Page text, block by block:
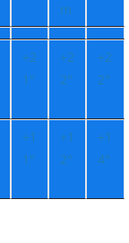
m
+2
1°
+2
2°
+2
2°
+1
1°
+1
2°
+1
4°